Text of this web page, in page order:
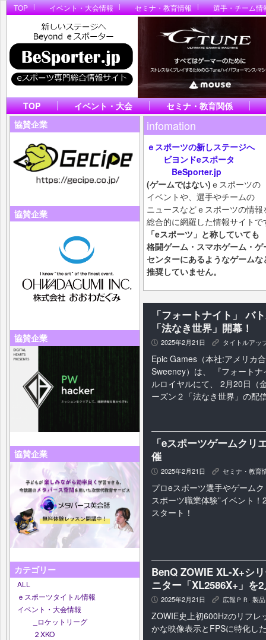
TOP イベント・大会情報 セミナ・教育情報 選手・チーム情
TOP イベント・大会
セミナ・教育関係
協賛企業
協賛企業
協賛企業
協賛企業
カテゴリー
ALL
ｅスポーツタイトル情報
イベント・大会情報
_ロケットリーグ
２XKO
infomation
ｅスポーツの新しステージへ
ビヨンドeスポータ
BeSporter.jp
(ゲームではない) ｅスポーツの
イベントや、選手やチームの
ニュースなどｅスポーツの情報
総合的に網羅した情報サイトで
「eスポーツ」と称していても
格闘ゲーム・スマホゲーム・ゲ
センターにあるようなゲームな
推奨していません。
「フォートナイト」 バ
「法なき世界」開幕！
P 2025年2月21日 K タイトルアッ
Epic Games（本社:アメリカ
Sweeney）は、 『フォート
ルロイヤルにて、 2月20日（
ーズン２「法なき世界」の配
「eスポーツゲームク
催
P 2025年2月21日 K セミナ・教育
プロeスポーツ選手やゲーム
スポーツ職業体験”イベント
スタート！
BenQ ZOWIE XL-X+シ
ニター「XL2586X+」を
P 2025年2月21日 K 広報ＰＲ , 製
ZOWIE史上初600Hzのリフレ
かな映像表示とFPSに特化し